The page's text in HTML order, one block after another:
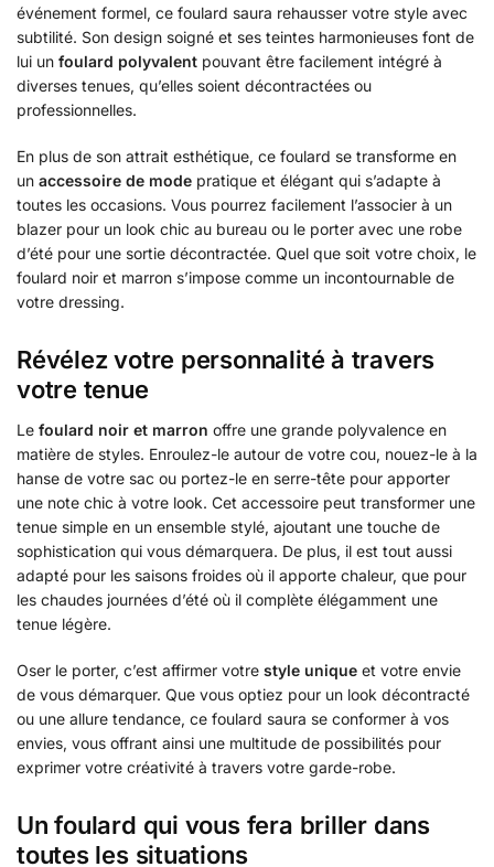
événement formel, ce foulard saura rehausser votre style avec
subtilité. Son design soigné et ses teintes harmonieuses font de
lui un foulard polyvalent pouvant être facilement intégré à
diverses tenues, qu’elles soient décontractées ou
professionnelles.
En plus de son attrait esthétique, ce foulard se transforme en
un accessoire de mode pratique et élégant qui s’adapte à
toutes les occasions. Vous pourrez facilement l’associer à un
blazer pour un look chic au bureau ou le porter avec une robe
d’été pour une sortie décontractée. Quel que soit votre choix, le
foulard noir et marron s’impose comme un incontournable de
votre dressing.
Révélez votre personnalité à travers
votre tenue
Le foulard noir et marron offre une grande polyvalence en
matière de styles. Enroulez-le autour de votre cou, nouez-le à la
hanse de votre sac ou portez-le en serre-tête pour apporter
une note chic à votre look. Cet accessoire peut transformer une
tenue simple en un ensemble stylé, ajoutant une touche de
sophistication qui vous démarquera. De plus, il est tout aussi
adapté pour les saisons froides où il apporte chaleur, que pour
les chaudes journées d’été où il complète élégamment une
tenue légère.
Oser le porter, c’est affirmer votre style unique et votre envie
de vous démarquer. Que vous optiez pour un look décontracté
ou une allure tendance, ce foulard saura se conformer à vos
envies, vous offrant ainsi une multitude de possibilités pour
exprimer votre créativité à travers votre garde-robe.
Un foulard qui vous fera briller dans
toutes les situations